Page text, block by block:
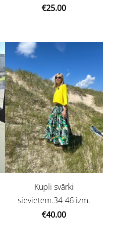
€25.00
Kupli svārki
sievietēm.34-46 izm.
€40.00